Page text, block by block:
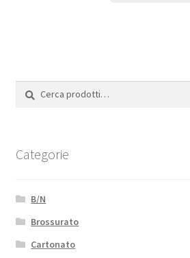
Categorie
B/N
Brossurato
Cartonato